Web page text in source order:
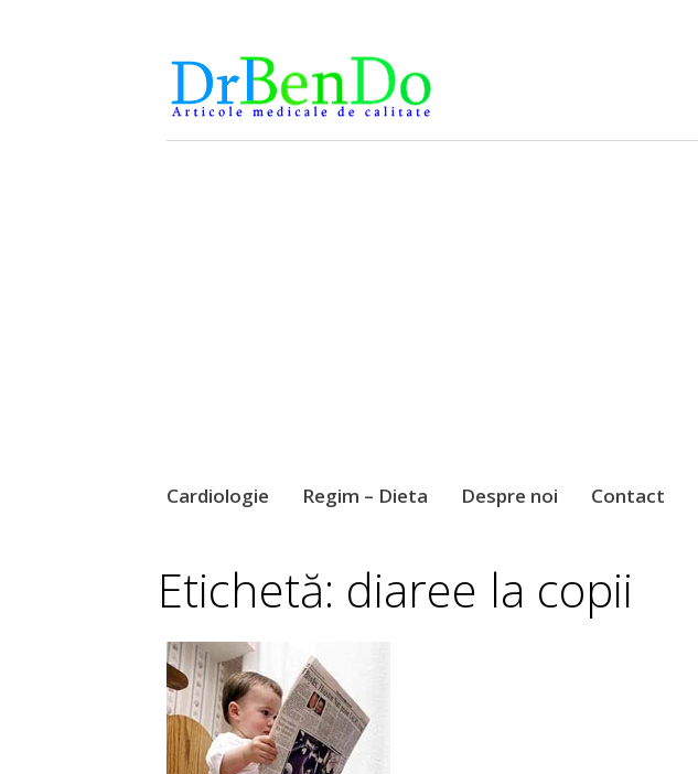
DrBendo.ro
Alimentatia sa iti fie medicatia
Cardiologie Regim – Dieta Despre noi Contact
Etichetă: diaree la copii